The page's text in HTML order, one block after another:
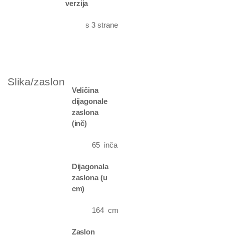
verzija
s 3 strane
Slika/zaslon
Veličina
dijagonale
zaslona
(inč)
65 inča
Dijagonala
zaslona (u
cm)
164 cm
Zaslon